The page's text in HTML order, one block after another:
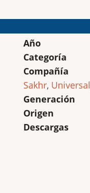
Año
Categoría
Compañía
Sakhr, Universal
Generación
Origen
Descargas